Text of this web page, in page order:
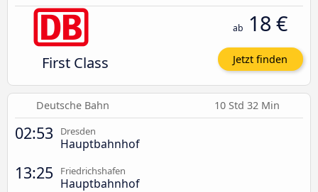
First Class
ab 18 €
Jetzt finden
Deutsche Bahn 10 Std 32 Min
02:53 Dresden
Hauptbahnhof
13:25 Friedrichshafen
Hauptbahnhof